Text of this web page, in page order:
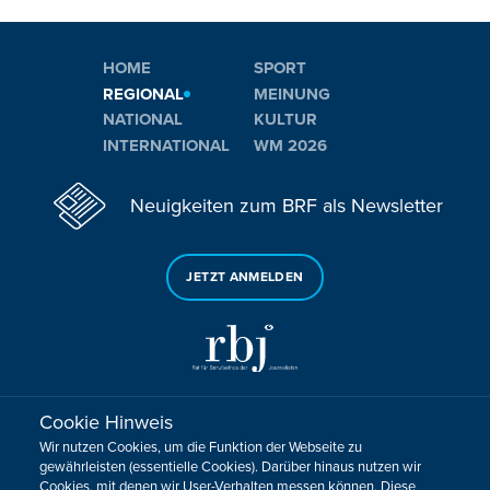
HOME
REGIONAL
NATIONAL
INTERNATIONAL
SPORT
MEINUNG
KULTUR
WM 2026
Neuigkeiten zum BRF als Newsletter
JETZT ANMELDEN
Sie haben noch Fragen oder Anmerkungen?
KONTAKTIEREN SIE UNS!
Cookie Hinweis
Wir nutzen Cookies, um die Funktion der Webseite zu
gewährleisten (essentielle Cookies). Darüber hinaus nutzen wir